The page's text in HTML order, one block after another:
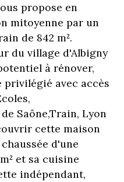
propose en
mitoyenne par un
de 842 m².
du village d'Albigny
à rénover,
privilégié avec accès
Saône,Train, Lyon
cette maison
d'une
et sa cuisine
indépendant,